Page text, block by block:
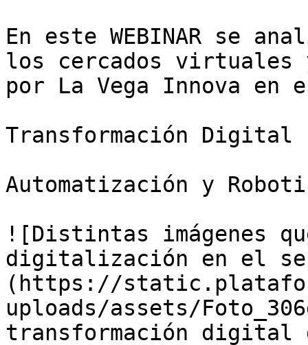
En este WEBINAR se
los cercados virtuales
por La Vega Innova en
Transformación Digital
Automatización y
![Distintas imágenes
digitalización en el
(https://
uploads/assets/
transformación digital